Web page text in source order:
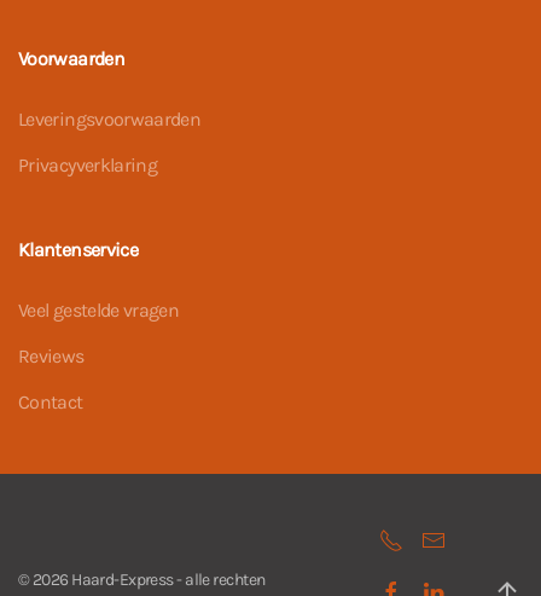
Voorwaarden
Leveringsvoorwaarden
Privacyverklaring
Klantenservice
Veel gestelde vragen
Reviews
Contact
©2026 Haard-Express - alle rechten